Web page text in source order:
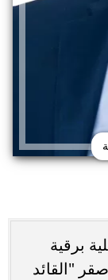
برقية
"القائد